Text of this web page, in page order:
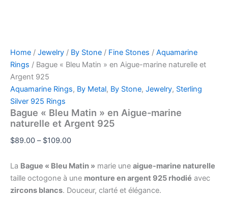
Home / Jewelry / By Stone / Fine Stones / Aquamarine
Rings / Bague « Bleu Matin » en Aigue-marine naturelle et
Argent 925
Aquamarine Rings, By Metal, By Stone, Jewelry, Sterling
Silver 925 Rings
Bague « Bleu Matin » en Aigue-marine
naturelle et Argent 925
$89.00 – $109.00Price
$89.00
through
$109.00
La Bague « Bleu Matin » marie une aigue-marine naturelle
taille octogone à une monture en argent 925 rhodié avec
zircons blancs. Douceur, clarté et élégance.